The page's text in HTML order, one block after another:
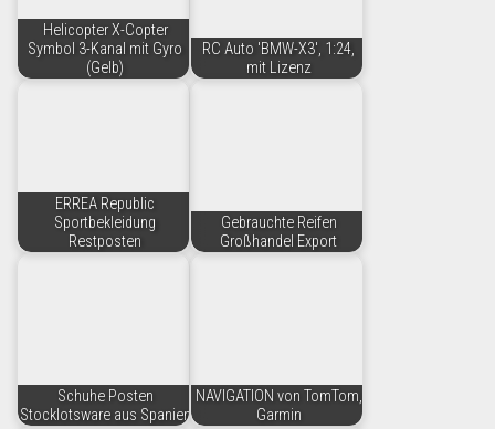
Helicopter X-Copter
Symbol 3-Kanal mit Gyro
(Gelb)
RC Auto 'BMW-X3', 1:24,
mit Lizenz
ERREA Republic
Sportbekleidung
Restposten
Gebrauchte Reifen
Großhandel Export
Schuhe Posten
Stocklotsware aus Spanien
NAVIGATION von TomTom,
Garmin